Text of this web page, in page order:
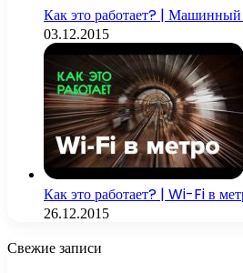
Как это работает? | Машинный
03.12.2015
Как это работает? | Wi-Fi в
26.12.2015
Свежие записи